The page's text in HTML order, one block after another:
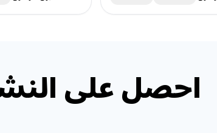
احصل على